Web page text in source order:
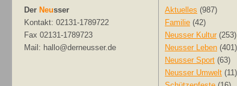
Der Neusser
Kontakt: 02131-1789722
Fax 02131-1789723
Mail: hallo@derneusser.de
Aktuelles (987)
Familie (42)
Neusser Kultur (253)
Neusser Leben (401)
Neusser Sport (63)
Neusser Umwelt (11)